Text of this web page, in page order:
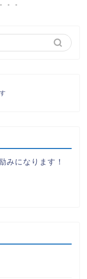
みになります！